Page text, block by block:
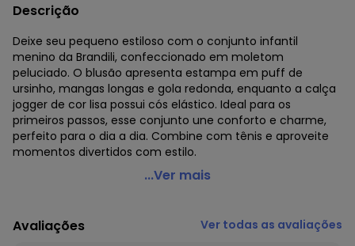
Descrição
Deixe seu pequeno estiloso com o conjunto infantil
menino da Brandili, confeccionado em moletom
peluciado. O blusão apresenta estampa em puff de
ursinho, mangas longas e gola redonda, enquanto a calça
jogger de cor lisa possui cós elástico. Ideal para os
primeiros passos, esse conjunto une conforto e charme,
perfeito para o dia a dia. Combine com tênis e aproveite
momentos divertidos com estilo.
Brandili - Conjunto Infantil Menino de Ursinho Azul
Modelagem: Ampla
Comprimento da Manga: Longa
...Ver mais
Avaliações Ver todas as avaliações